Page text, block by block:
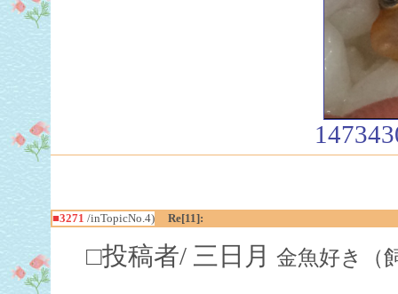
■3271 /inTopicNo.4) Re[11]:
□投稿者/ 三日月 金魚好き（